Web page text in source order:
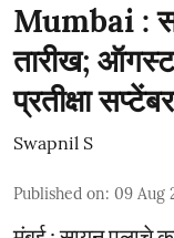
Mumbai :
तारीख;
प्रतीक्षा
Swapnil S
Published on: 09 Aug